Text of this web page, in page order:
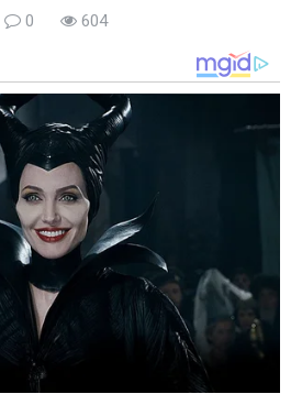
0 604